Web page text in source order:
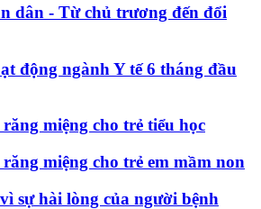
dân - Từ chủ trương đến đổi
động ngành Y tế 6 tháng đầu
răng miệng cho trẻ tiểu học
răng miệng cho trẻ em mầm non
sự hài lòng của người bệnh